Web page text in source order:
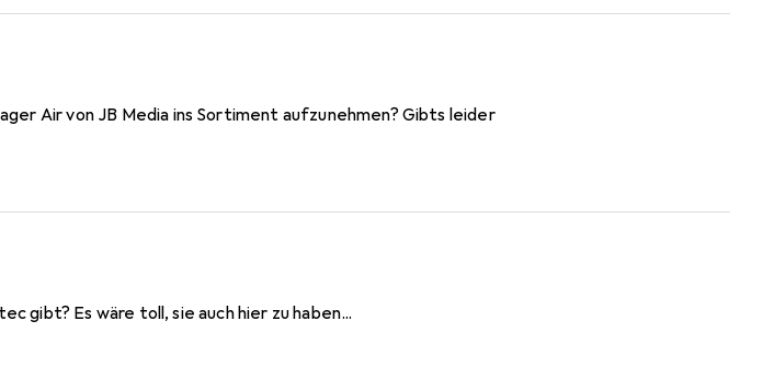
gibt? Es wäre toll, sie auch hier zu haben...